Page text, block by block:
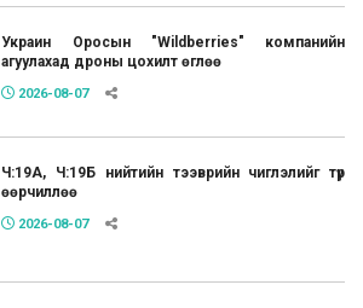
Украин Оросын "Wildberries" компанийн
агуулахад дроны цохилт өглөө
2026-08-07
Ч:19А, Ч:19Б нийтийн тээврийн чиглэлийг түр
өөрчиллөө
2026-08-07